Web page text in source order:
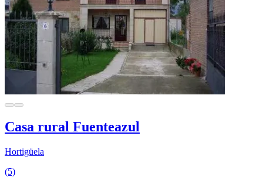
Casa rural Fuenteazul
Hortigüela
(5)